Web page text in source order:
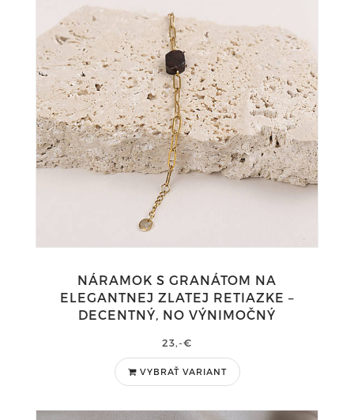
NÁRAMOK S GRANÁTOM NA
ELEGANTNEJ ZLATEJ RETIAZKE –
DECENTNÝ, NO VÝNIMOČNÝ
23,-€
VYBRAŤ VARIANT